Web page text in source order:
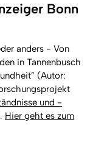
Bonn
anders - Von
in Tannenbusch
(Autor:
und -
Hier geht es zum